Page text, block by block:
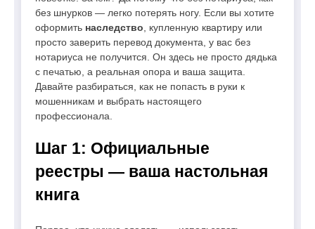
без шнурков — легко потерять ногу. Если вы хотите
оформить наследство, купленную квартиру или
просто заверить перевод документа, у вас без
нотариуса не получится. Он здесь не просто дядька
с печатью, а реальная опора и ваша защита.
Давайте разбираться, как не попасть в руки к
мошенникам и выбрать настоящего
профессионала.
Шаг 1: Официальные
реестры — ваша настольная
книга